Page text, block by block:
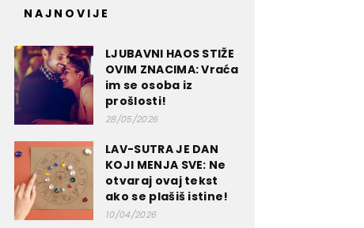
NAJNOVIJE
LJUBAVNI HAOS STIŽE
OVIM ZNACIMA: Vraća
im se osoba iz
prošlosti!
28/05/2026
LAV-SUTRA JE DAN
KOJI MENJA SVE: Ne
otvaraj ovaj tekst
ako se plašiš istine!
10/04/2026